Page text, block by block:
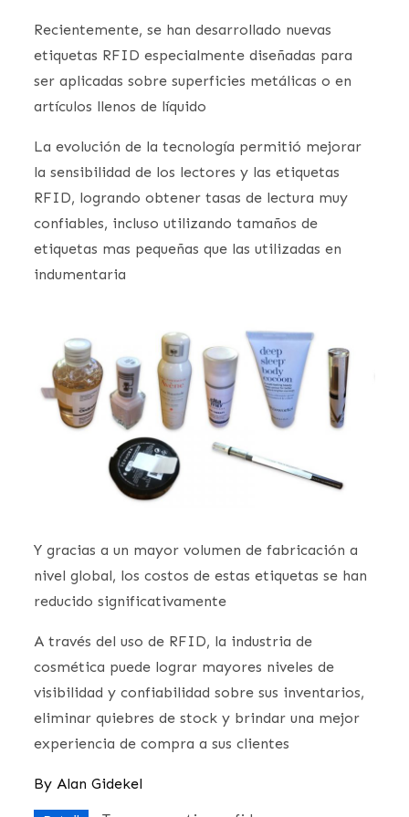
Recientemente, se han desarrollado nuevas
etiquetas RFID especialmente diseñadas para
ser aplicadas sobre superficies metálicas o en
artículos llenos de líquido
La evolución de la tecnología permitió mejorar
la sensibilidad de los lectores y las etiquetas
RFID, logrando obtener tasas de lectura muy
confiables, incluso utilizando tamaños de
etiquetas mas pequeñas que las utilizadas en
indumentaria
Y gracias a un mayor volumen de fabricación a
nivel global, los costos de estas etiquetas se han
reducido significativamente
A través del uso de RFID, la industria de
cosmética puede lograr mayores niveles de
visibilidad y confiabilidad sobre sus inventarios,
eliminar quiebres de stock y brindar una mejor
experiencia de compra a sus clientes
ByAlan Gidekel